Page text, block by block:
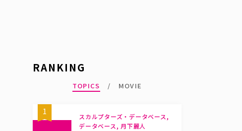
RANKING
TOPICS MOVIE
1
スカルプターズ・データベース,
データベース, 月下麗人